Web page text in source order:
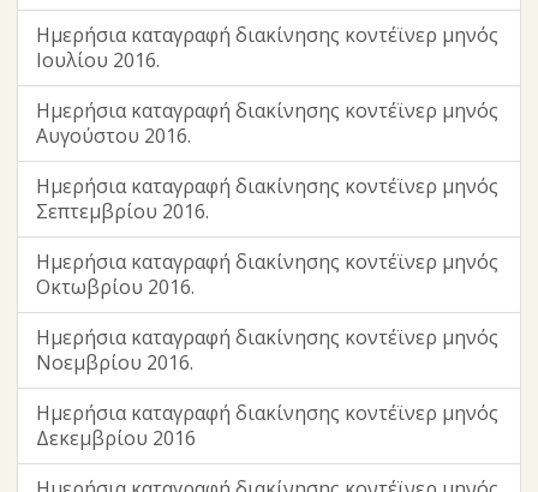
Ημερήσια καταγραφή διακίνησης κοντέϊνερ μηνός
Ιουλίου 2016.
Ημερήσια καταγραφή διακίνησης κοντέϊνερ μηνός
Αυγούστου 2016.
Ημερήσια καταγραφή διακίνησης κοντέϊνερ μηνός
Σεπτεμβρίου 2016.
Ημερήσια καταγραφή διακίνησης κοντέϊνερ μηνός
Οκτωβρίου 2016.
Ημερήσια καταγραφή διακίνησης κοντέϊνερ μηνός
Νοεμβρίου 2016.
Ημερήσια καταγραφή διακίνησης κοντέϊνερ μηνός
Δεκεμβρίου 2016